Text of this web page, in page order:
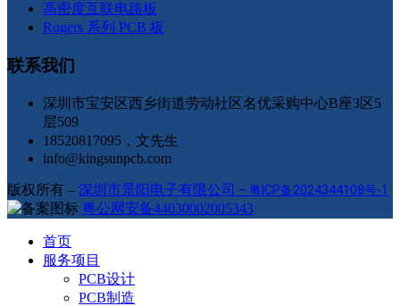
高密度互联电路板
Rogers 系列 PCB 板
联系我们
深圳市宝安区西乡街道劳动社区名优采购中心B座3区5
层509
18520817095，文先生
info@kingsunpcb.com
版权所有 – 深圳市景阳电子有限公司 – 粤ICP备2024344108号-1
粤公网安备44030002005343
首页
服务项目
PCB设计
PCB制造